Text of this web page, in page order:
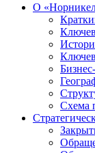
О
Схема